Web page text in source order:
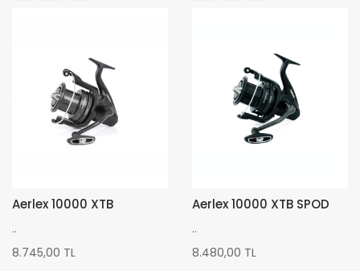
Aerlex 10000 XTB
..
8.745,00 TL
Aerlex 10000 XTB SPOD
..
8.480,00 TL